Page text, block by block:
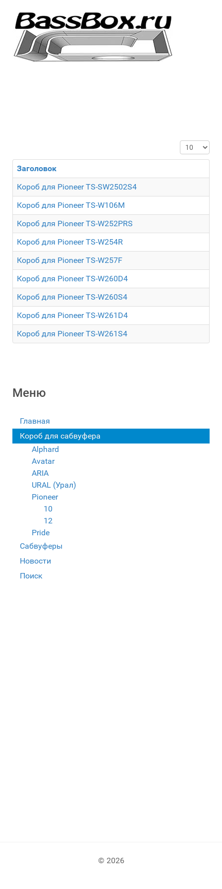
Кол-во
Заголовок
Короб для Pioneer TS-SW2502S4
Короб для Pioneer TS-W106M
Короб для Pioneer TS-W252PRS
Короб для Pioneer TS-W254R
Короб для Pioneer TS-W257F
Короб для Pioneer TS-W260D4
Короб для Pioneer TS-W260S4
Короб для Pioneer TS-W261D4
Короб для Pioneer TS-W261S4
Меню
Главная
Короб для сабвуфера
Alphard
Avatar
ARIA
URAL (Урал)
Pioneer
10
12
Pride
Сабвуферы
Новости
Поиск
© 2026